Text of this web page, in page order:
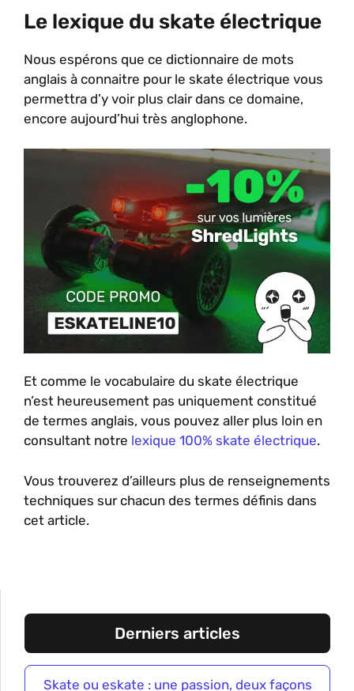
Le lexique du skate électrique
Nous espérons que ce dictionnaire de mots
anglais à connaitre pour le skate électrique vous
permettra d’y voir plus clair dans ce domaine,
encore aujourd’hui très anglophone.
Et comme le vocabulaire du skate électrique
n’est heureusement pas uniquement constitué
de termes anglais, vous pouvez aller plus loin en
consultant notre lexique 100% skate électrique.
Vous trouverez d’ailleurs plus de renseignements
techniques sur chacun des termes définis dans
cet article.
Derniers articles
Skate ou eskate : une passion, deux façons